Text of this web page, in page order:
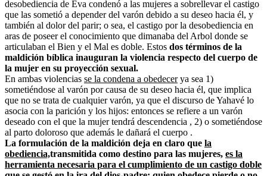
desobediencia de Eva condenó a las mujeres a sobrellevar el castigo
que las sometió a depender del varón debido a su deseo hacia él, y
también al dolor del parir; o sea, el castigo por la desobediencia en
aras de poseer el conocimiento que dimanaba del Arbol donde se
articulaban el Bien y el Mal es doble. Estos dos términos de la
maldición bíblica inauguran la violencia respecto del cuerpo de
la mujer en su proyección sexual.
En ambas violencias se la condena a obedecerya sea 1)
sometiéndose al varón por causa de su deseo hacia él, que implica
que no se trata de cualquier varón, ya que el discurso de Yahavé lo
asocia con la parición y los hijos: entonces se refiere a un varón
deseado con el que la mujer tendrá descendencia , 2) o sometiéndose
al parto doloroso que además le dañará el cuerpo .
La formulación de la maldición deja en claro que la
obediencia,transmitida como destino para las mujeres, es la
herramienta necesaria para el cumplimiento de un castigo doble